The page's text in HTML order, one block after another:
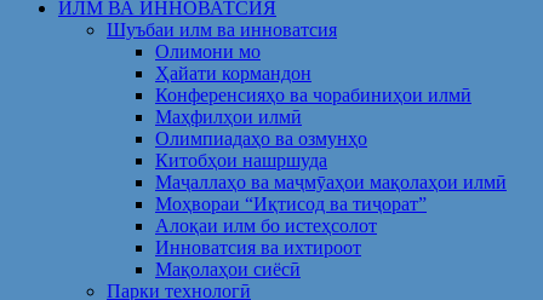
ИЛМ ВА ИННОВАТСИЯ
Шуъбаи илм ва инноватсия
Олимони мо
Ҳайати кормандон
Конференсияҳо ва чорабиниҳои илмӣ
Маҳфилҳои илмӣ
Олимпиадаҳо ва озмунҳо
Китобҳои нашршуда
Маҷаллаҳо ва маҷмӯаҳои мақолаҳои илмӣ
Моҳвораи “Иқтисод ва тиҷорат”
Алоқаи илм бо истеҳсолот
Инноватсия ва ихтироот
Мақолаҳои сиёсӣ
Парки технологӣ